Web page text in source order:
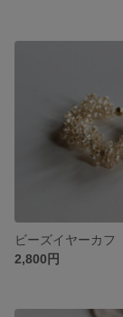
ビーズイヤーカフ
2,800円